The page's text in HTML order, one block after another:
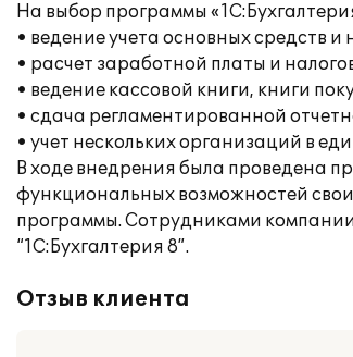
На выбор программы
• ведение учета основных средств
• расчет заработной платы и
• ведение кассовой книги, книги
• сдача регламентированной
• учет нескольких организаций в
В ходе внедрения была проведена
функциональных возможностей
программы. Сотрудниками
“1С:Бухгалтерия 8”.
Отзыв клиента